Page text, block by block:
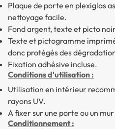
Plaque de porte en plexiglas
nettoyage facile.
Fond argent, texte et picto
Texte et pictogramme
donc protégés des
Fixation adhésive incluse.
Conditions d'utilisation :
Utilisation en intérieur
rayons UV.
A fixer sur une porte ou un
Conditionnement :